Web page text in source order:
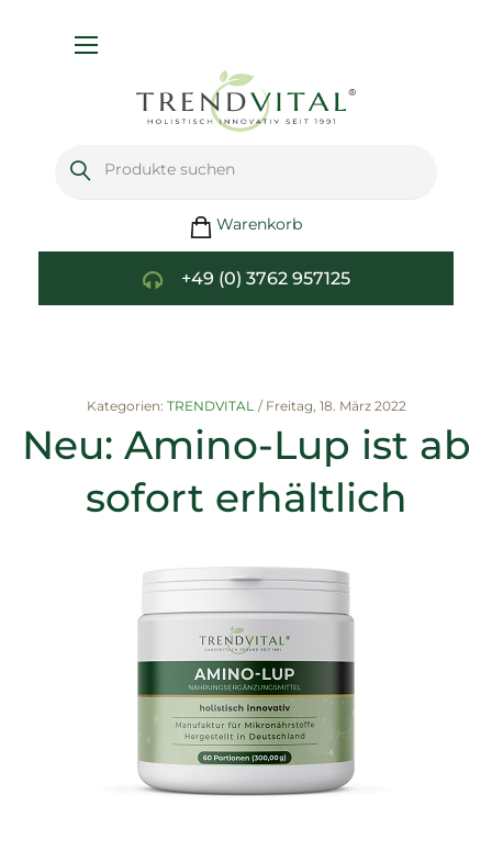
Warenkorb
+49 (0) 3762 957125
Kategorien: TRENDVITAL / Freitag, 18. März 2022
Neu: Amino-Lup ist ab
sofort erhältlich